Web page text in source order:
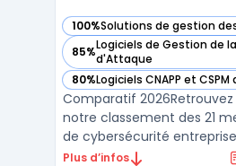
100%Solutions de gestion
— voir Qualys dans cette
85%Logiciels de Gestion de
d'Attaque
— voir Qualys dans cette
80%Logiciels CNAPP et
— voir Qualys dans cette
Comparatif
notre classement des 21
de cybersécurité entreprise
SIEM, XDR. ...
Plus d’infos